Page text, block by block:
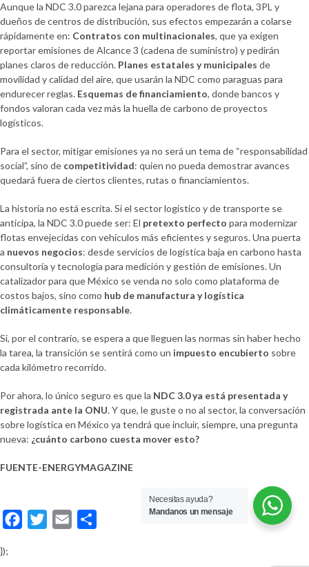
Aunque la NDC 3.0 parezca lejana para operadores de flota, 3PL y
dueños de centros de distribución, sus efectos empezarán a colarse
rápidamente en: Contratos con multinacionales, que ya exigen
reportar emisiones de Alcance 3 (cadena de suministro) y pedirán
planes claros de reducción. Planes estatales y municipales de
movilidad y calidad del aire, que usarán la NDC como paraguas para
endurecer reglas. Esquemas de financiamiento, donde bancos y
fondos valoran cada vez más la huella de carbono de proyectos
logísticos.
Para el sector, mitigar emisiones ya no será un tema de “responsabilidad
social”, sino de competitividad: quien no pueda demostrar avances
quedará fuera de ciertos clientes, rutas o financiamientos.
La historia no está escrita. Si el sector logístico y de transporte se
anticipa, la NDC 3.0 puede ser: El pretexto perfecto para modernizar
flotas envejecidas con vehículos más eficientes y seguros. Una puerta
a nuevos negocios: desde servicios de logística baja en carbono hasta
consultoría y tecnología para medición y gestión de emisiones. Un
catalizador para que México se venda no solo como plataforma de
costos bajos, sino como hub de manufactura y logística
climáticamente responsable.
Si, por el contrario, se espera a que lleguen las normas sin haber hecho
la tarea, la transición se sentirá como un impuesto encubierto sobre
cada kilómetro recorrido.
Por ahora, lo único seguro es que la NDC 3.0 ya está presentada y
registrada ante la ONU. Y que, le guste o no al sector, la conversación
sobre logística en México ya tendrá que incluir, siempre, una pregunta
nueva: ¿cuánto carbono cuesta mover esto?
FUENTE-ENERGYMAGAZINE
FacebookTwitterEmail
Necesitas ayuda?
Mandanos un mensaje
});